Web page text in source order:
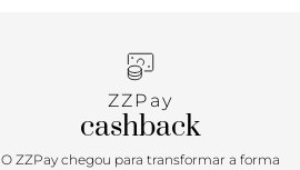
ZZPay
cashback
O ZZPay chegou para transformar a forma